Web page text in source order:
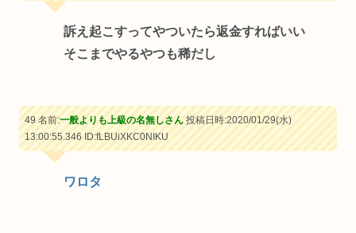
訴え起こすってやついたら返金すればいい
そこまでやるやつも稀だし
49 名前:一般よりも上級の名無しさん投稿日時:2020/01/29(水)
13:00:55.346ID:fLBUiXKC0NIKU
ワロタ